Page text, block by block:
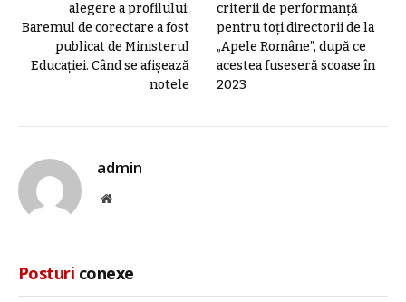
alegere a profilului:
Baremul de corectare a fost
publicat de Ministerul
Educației. Când se afișează
notele
criterii de performanţă
pentru toţi directorii de la
„Apele Române”, după ce
acestea fuseseră scoase în
2023
admin
Site
Posturi conexe